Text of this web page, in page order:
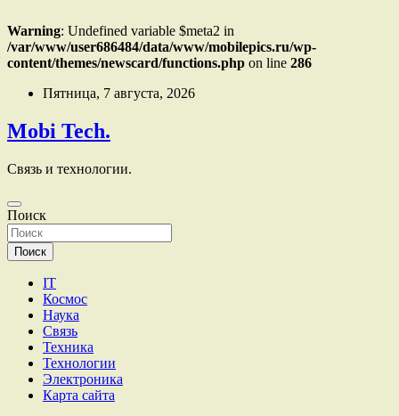
Warning: Undefined variable $meta2 in
/var/www/user686484/data/www/mobilepics.ru/wp-
content/themes/newscard/functions.php on line 286
Перейти
содержимому
Пятница, 7 августа, 2026
Mobi Tech.
Связь и технологии.
Поиск
Поиск
IT
Космос
Наука
Связь
Техника
Технологии
Электроника
Карта сайта